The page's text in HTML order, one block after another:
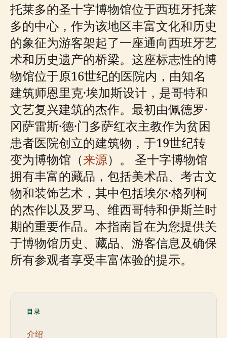
托莱多的圣十字博物馆位于西班牙托莱
多的中心，作为该地区丰富文化和历史
的象征为游客架起了一座通向西班牙艺
术和历史遗产的桥梁。这座标志性的博
物馆位于原16世纪的医院内，由知名
建筑师恩里克·埃加斯设计，是哥特和
文艺复兴建筑的杰作。最初由佩德罗·
冈萨雷斯·德·门多萨红衣主教作为贫困
患者医院创立的建筑物，于19世纪转
变为博物馆（来源）。 圣十字博物馆
拥有丰富的藏品，包括美术品、考古文
物和装饰艺术，其中包括埃尔·格列柯
的杰作以及罗马、维西哥特和伊斯兰时
期的重要作品。本指南旨在为您提供关
于博物馆历史、藏品、游客信息及确保
所有参观者享受丰富体验的提示。
目录
介绍